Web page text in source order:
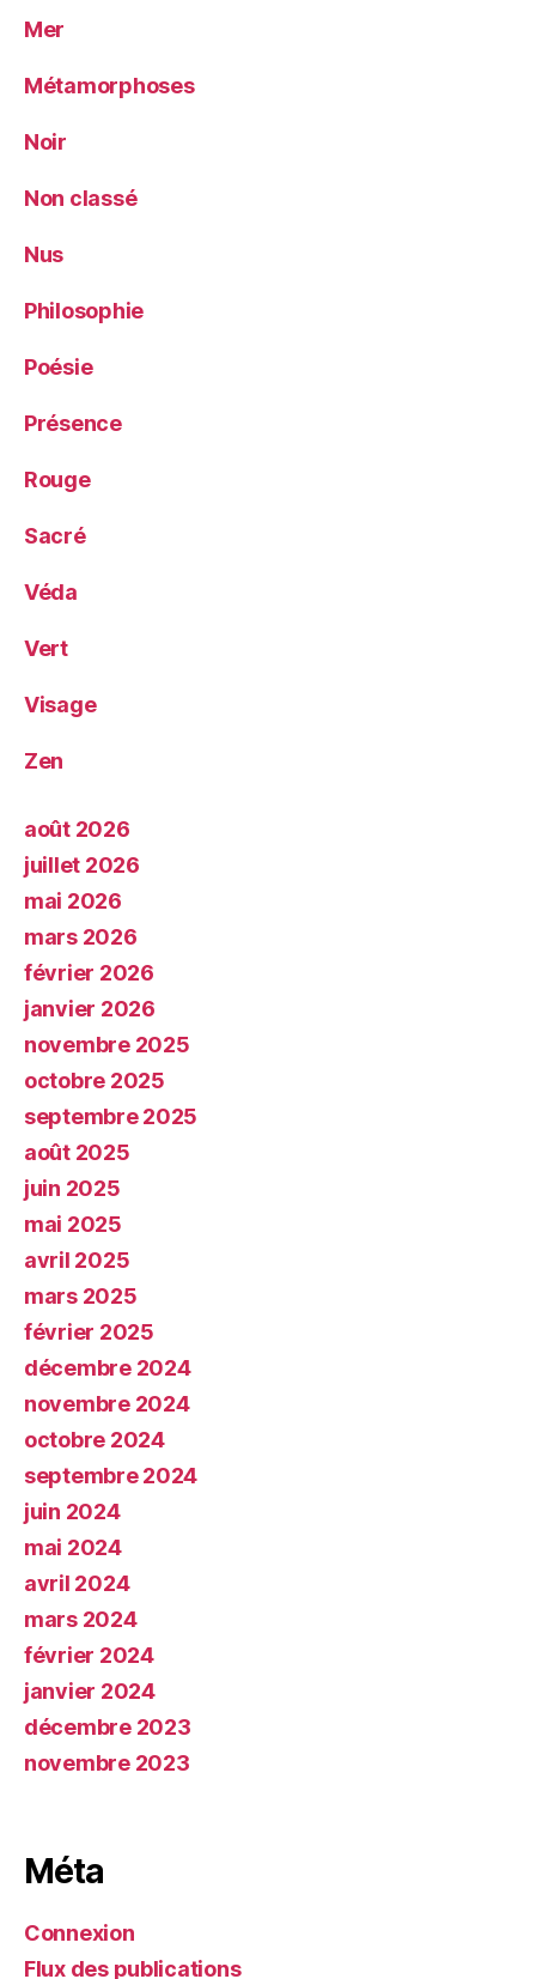
Mer
Métamorphoses
Noir
Non classé
Nus
Philosophie
Poésie
Présence
Rouge
Sacré
Véda
Vert
Visage
Zen
août 2026
juillet 2026
mai 2026
mars 2026
février 2026
janvier 2026
novembre 2025
octobre 2025
septembre 2025
août 2025
juin 2025
mai 2025
avril 2025
mars 2025
février 2025
décembre 2024
novembre 2024
octobre 2024
septembre 2024
juin 2024
mai 2024
avril 2024
mars 2024
février 2024
janvier 2024
décembre 2023
novembre 2023
Méta
Connexion
Flux des publications